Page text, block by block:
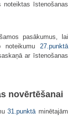
īstenošanas
pasākumus, lai
noteikumu 27.punktā
ar īstenošanas
novērtēšanai
31.punktāminētajām